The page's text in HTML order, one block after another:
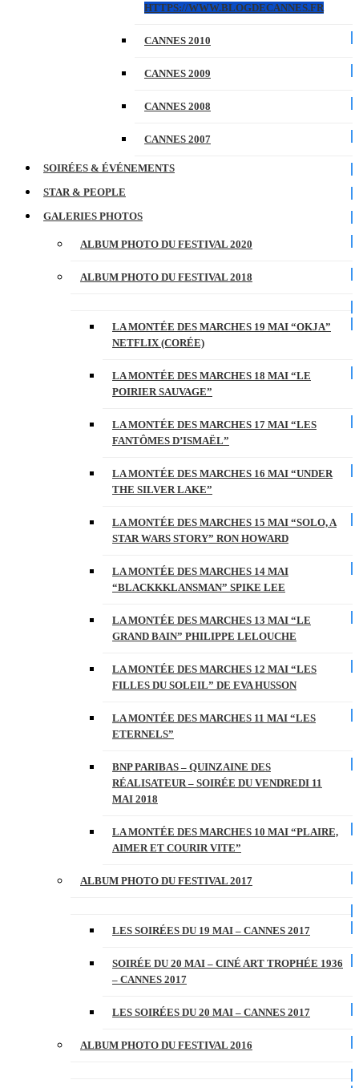
HTTPS://WWW.BLOGDECANNES.FR
CANNES 2010
CANNES 2009
CANNES 2008
CANNES 2007
SOIRÉES & ÉVÉNEMENTS
STAR & PEOPLE
GALERIES PHOTOS
ALBUM PHOTO DU FESTIVAL 2020
ALBUM PHOTO DU FESTIVAL 2018
LA MONTÉE DES MARCHES 19 MAI “OKJA”
NETFLIX (CORÉE)
LA MONTÉE DES MARCHES 18 MAI “LE
POIRIER SAUVAGE”
LA MONTÉE DES MARCHES 17 MAI “LES
FANTÔMES D’ISMAËL”
LA MONTÉE DES MARCHES 16 MAI “UNDER
THE SILVER LAKE”
LA MONTÉE DES MARCHES 15 MAI “SOLO, A
STAR WARS STORY” RON HOWARD
LA MONTÉE DES MARCHES 14 MAI
“BLACKKKLANSMAN” SPIKE LEE
LA MONTÉE DES MARCHES 13 MAI “LE
GRAND BAIN” PHILIPPE LELOUCHE
LA MONTÉE DES MARCHES 12 MAI “LES
FILLES DU SOLEIL” DE EVA HUSSON
LA MONTÉE DES MARCHES 11 MAI “LES
ETERNELS”
BNP PARIBAS – QUINZAINE DES
RÉALISATEUR – SOIRÉE DU VENDREDI 11
MAI 2018
LA MONTÉE DES MARCHES 10 MAI “PLAIRE,
AIMER ET COURIR VITE”
ALBUM PHOTO DU FESTIVAL 2017
LES SOIRÉES DU 19 MAI – CANNES 2017
SOIRÉE DU 20 MAI – CINÉ ART TROPHÉE 1936
– CANNES 2017
LES SOIRÉES DU 20 MAI – CANNES 2017
ALBUM PHOTO DU FESTIVAL 2016